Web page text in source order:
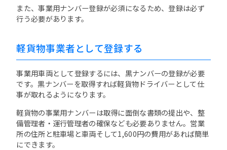
また、事業用ナンバー登録が必須になるため、登録は必ず
行う必要があります。
軽貨物事業者として登録する
事業用車両として登録するには、黒ナンバーの登録が必要
です。黒ナンバーを取得すれば軽貨物ドライバーとして仕
事が取れるようになります。
軽貨物の事業用ナンバーは取得に面倒な書類の提出や、整
備管理者・運行管理者の確保なども必要ありません。営業
所の住所と駐車場と車両そして1,600円の費用があれば簡単
にできます。